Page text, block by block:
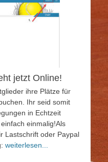
jetzt Online!
ihre Plätze für
Ihr seid somit
in Echtzeit
einmalig!Als
Lastschrift oder Paypal
weiterlesen...